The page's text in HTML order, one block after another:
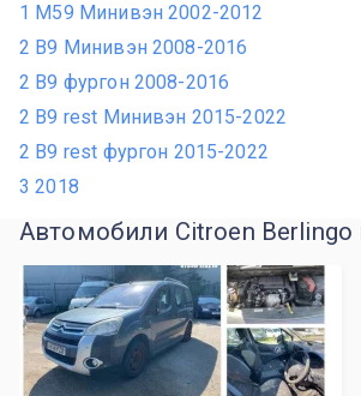
1 M59 Минивэн 2002-2012
2 B9 Минивэн 2008-2016
2 B9 фургон 2008-2016
2 B9 rest Минивэн 2015-2022
2 B9 rest фургон 2015-2022
3 2018
Автомобили Citroen Berlingo